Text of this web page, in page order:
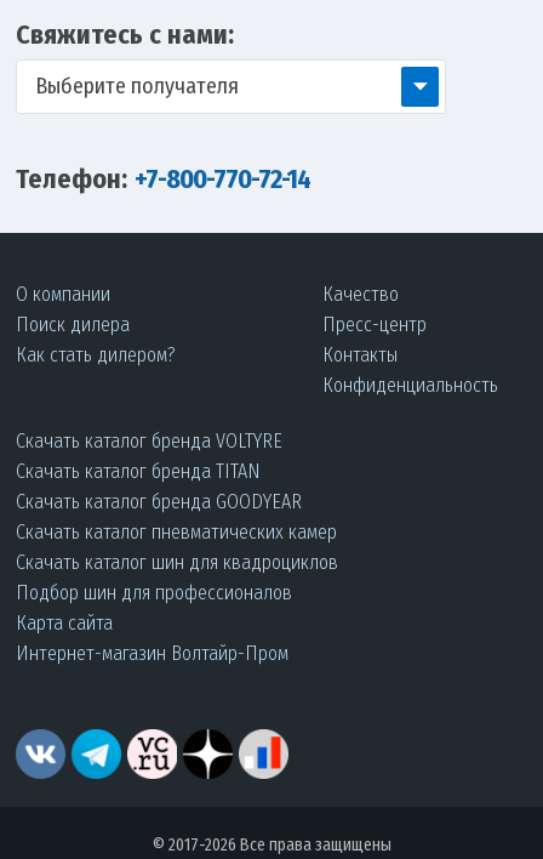
Свяжитесь с нами:
Выберите получателя
Телефон: +7-800-770-72-14
О компании
Поиск дилера
Как стать дилером?
Качество
Пресс-центр
Контакты
Конфиденциальность
Скачать каталог бренда VOLTYRE
Скачать каталог бренда TITAN
Скачать каталог бренда GOODYEAR
Скачать каталог пневматических камер
Скачать каталог шин для квадроциклов
Подбор шин для профессионалов
Карта сайта
Интернет-магазин Волтайр-Пром
© 2017-2026 Все права защищены